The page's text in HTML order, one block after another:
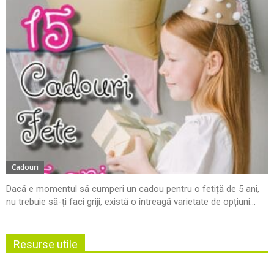
Cadouri
Dacă e momentul să cumperi un cadou pentru o fetiță de 5 ani,
nu trebuie să-ți faci griji, există o întreagă varietate de opțiuni...
Resurse utile